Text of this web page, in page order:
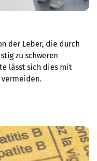
der Leber, die durch
zu schweren
lässt sich dies mit